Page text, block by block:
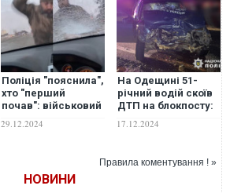
Поліція "пояснила",
хто "перший
почав": військовий
розбив скло в авто
29.12.2024
На Одещині 51-
річний водій скоїв
ДТП на блокпосту:
постраждалих є
17.12.2024
Правила коментування ! »
НОВИНИ